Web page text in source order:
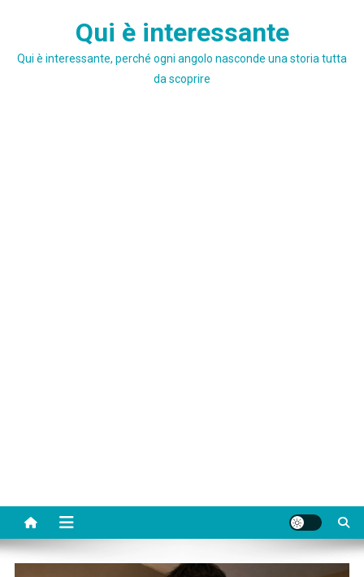
Qui è interessante
Qui è interessante, perché ogni angolo nasconde una storia tutta
da scoprire